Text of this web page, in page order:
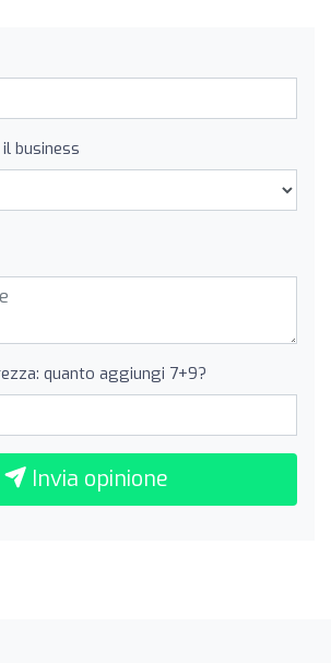
business
quanto aggiungi 7+9?
Invia opinione